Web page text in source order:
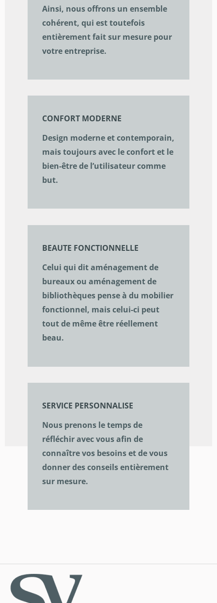
Ainsi, nous offrons un ensemble
cohérent, qui est toutefois
entièrement fait sur mesure pour
votre entreprise.
CONFORT MODERNE
Design moderne et contemporain,
mais toujours avec le confort et le
bien-être de l’utilisateur comme
but.
BEAUTE FONCTIONNELLE
Celui qui dit aménagement de
bureaux ou aménagement de
bibliothèques pense à du mobilier
fonctionnel, mais celui-ci peut
tout de même être réellement
beau.
SERVICE PERSONNALISE
Nous prenons le temps de
réfléchir avec vous afin de
connaître vos besoins et de vous
donner des conseils entièrement
sur mesure.